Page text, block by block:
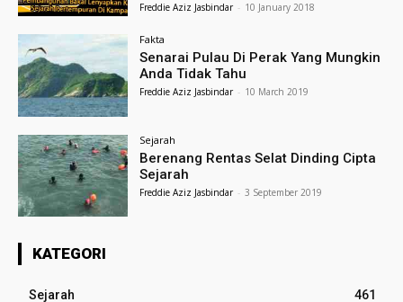
Freddie Aziz Jasbindar - 10 January 2018
Fakta
Senarai Pulau Di Perak Yang Mungkin
Anda Tidak Tahu
Freddie Aziz Jasbindar - 10 March 2019
Sejarah
Berenang Rentas Selat Dinding Cipta
Sejarah
Freddie Aziz Jasbindar - 3 September 2019
KATEGORI
Sejarah 461